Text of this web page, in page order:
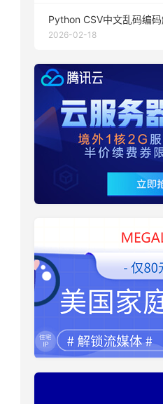
Python CSV中文乱码编
2026-02-18